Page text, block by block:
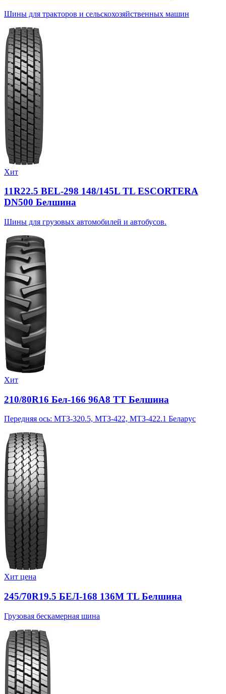
Шины для тракторов и сельскохозяйственных машин
Хит
11R22.5 BEL-298 148/145L TL ESCORTERA
DN500 Белшина
Шины для грузовых автомобилей и автобусов.
Хит
210/80R16 Бел-166 96A8 TT Белшина
Передняя ось: МТЗ-320.5, МТЗ-422, МТЗ-422.1 Беларус
Хит цена
245/70R19.5 БЕЛ-168 136M TL Белшина
Грузовая бескамерная шина